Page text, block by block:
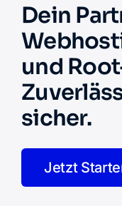
Dein
und
sicher.
Jetzt